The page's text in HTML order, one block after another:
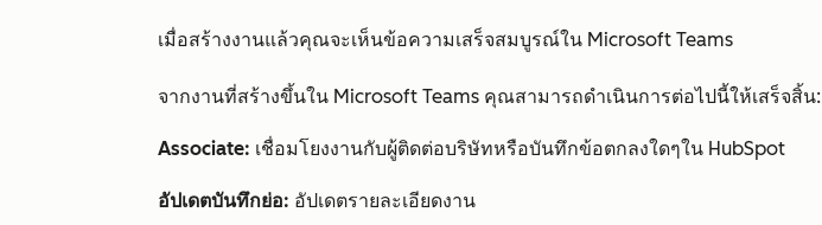
เมื่อสร้างงานแล้วคุณจะเห็นข้อความเสร็จสมบูรณ์ใน Microsoft Teams
จากงานที่สร้างขึ้นใน Microsoft Teams คุณสามารถดำเนินการต่อไปนี้ให้เสร็จสิ้น:
Associate: เชื่อมโยงงานกับผู้ติดต่อบริษัทหรือบันทึกข้อตกลงใดๆใน HubSpot
อัปเดตบันทึกย่อ: อัปเดตรายละเอียดงาน